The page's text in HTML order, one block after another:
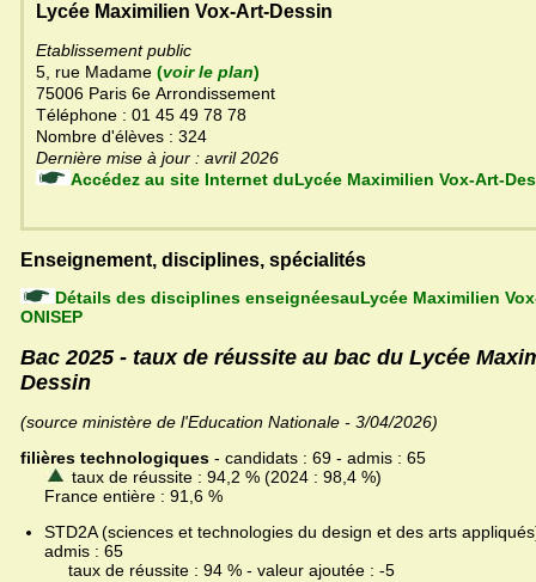
Lycée Maximilien Vox-Art-Dessin
Etablissement public
5, rue Madame (voir le plan)
75006 Paris 6e Arrondissement
Téléphone : 01 45 49 78 78
Nombre d'élèves : 324
Dernière mise à jour : avril 2026
Accédez au site Internet duLycée Maximilien Vox-Art-
Enseignement, disciplines, spécialités
Détails des disciplines enseignéesauLycée Maximilien
ONISEP
Bac 2025 - taux de réussite au bac du Lycée
Dessin
(source ministère de l'Education Nationale - 3/04/2026)
filières technologiques - candidats : 69 - admis : 65
taux de réussite : 94,2 % (2024 : 98,4 %)
France entière : 91,6 %
STD2A (sciences et technologies du design et des arts
admis : 65
taux de réussite : 94 % - valeur ajoutée : -5